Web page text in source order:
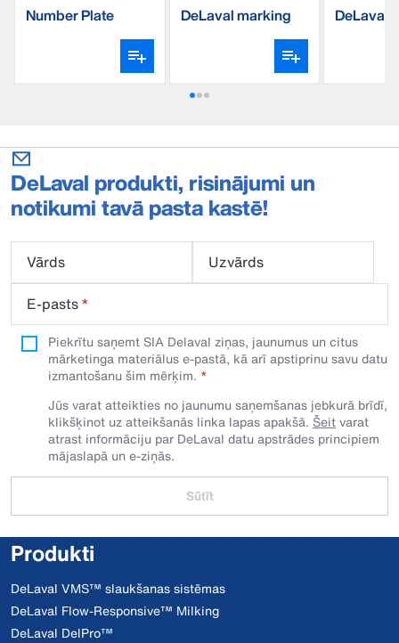
Number Plate DeLaval marking DeLaval
DeLaval produkti, risinājumi un
notikumi tavā pasta kastē!
Vārds
Uzvārds
E-pasts*
Piekrītu saņemt SIA Delaval ziņas, jaunumus un citus
mārketinga materiālus e-pastā, kā arī apstiprinu savu datu
izmantošanu šim mērķim.
Jūs varat atteikties no jaunumu saņemšanas jebkurā brīdī,
klikšķinot uz atteikšanās linka lapas apakšā. Šeitvarat
atrast informāciju par DeLaval datu apstrādes principiem
mājaslapā un e-ziņās.
Sūtīt
Produkti
DeLaval VMS™ slaukšanas sistēmas
DeLaval Flow-Responsive™ Milking
DeLaval DelPro™